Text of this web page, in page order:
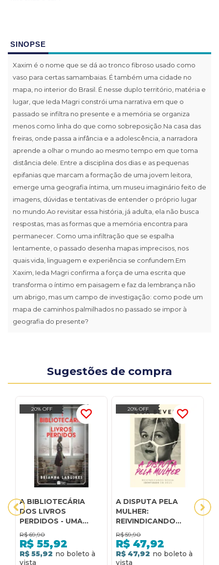
SINOPSE
Xaxim é o nome que se dá ao tronco fibroso usado como
vaso para certas samambaias. É também uma cidade no
mapa, no interior do Brasil. É nesse duplo território, matéria e
lugar, que Ieda Magri constrói uma narrativa em que o
passado se infiltra no presente e a memória se organiza
menos como linha do que como sobreposição.Na casa das
freiras, onde passa a infância e a adolescência, a narradora
aprende a olhar o mundo ao mesmo tempo em que toma
distância dele. Entre a disciplina dos dias e as pequenas
epifanias que marcam a formação de uma jovem leitora,
emerge uma geografia íntima, um museu imaginário feito de
imagens, dúvidas e tentativas de entender o próprio lugar
no mundo.Ao revisitar essa história, já adulta, ela não busca
respostas, mas as formas que a memória encontra para
permanecer. Como uma infiltração que se espalha
lentamente, o passado desenha mapas imprecisos, nos
quais vida, linguagem e experiência se confundem.Em
Xaxim, Ieda Magri confirma a força de uma escrita que
transforma o íntimo em paisagem e faz da lembrança não
um abrigo, mas um campo de investigação: como pode um
mapa de caminhos palmilhados no passado se impor à
geografia do presente?
Sugestões de compra
20% OFF
A BIBLIOTECÁRIA
DOS LIVROS
PERDIDOS - UMA
HISTÓRIA SOBRE
CORAGEM DURANTE
A SEGUNDA GUERRA
MUNDIAL, DA MESMA
R$ 69,90
R$ 55,92
R$ 55,92
20% OFF
A DISPUTA PELA
MULHER:
REIVINDICANDO
NOSSA IDENTIDADE
EM DEUS - DA MESMA
AUTORA DO
DEVOCIONAL
R$ 59,90
R$ 47,92
R$ 47,92